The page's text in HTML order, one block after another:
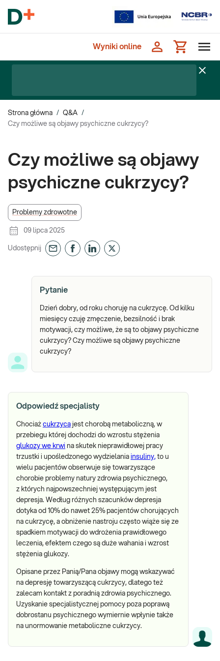
Wyniki online
Strona główna / Q&A /
Czy możliwe są objawy psychiczne cukrzycy?
Czy możliwe są objawy
psychiczne cukrzycy?
Problemy zdrowotne
09 lipca 2025
Udostępnij
Pytanie
Dzień dobry, od roku choruję na cukrzycę. Od kilku
miesięcy czuję zmęczenie, bezsilność i brak
motywacji, czy możliwe, że są to objawy psychiczne
cukrzycy? Czy możliwe są objawy psychiczne
cukrzycy?
Odpowiedź specjalisty
Chociaż cukrzyca jest chorobą metaboliczną, w
przebiegu której dochodzi do wzrostu stężenia
glukozy we krwi na skutek nieprawidłowej pracy
trzustki i upośledzonego wydzielania insuliny, to u
wielu pacjentów obserwuje się towarzyszące
chorobie problemy natury zdrowia psychicznego,
z których najpowszechniej występującym jest
depresja. Według różnych szacunków depresja
dotyka od 10% do nawet 25% pacjentów chorujących
na cukrzycę, a obniżenie nastroju często wiąże się ze
spadkiem motywacji do wdrożenia prawidłowego
leczenia, efektem czego są duże wahania i wzrost
stężenia glukozy.
Opisane przez Panią/Pana objawy mogą wskazywać
na depresję towarzyszącą cukrzycy, dlatego też
zalecam kontakt z poradnią zdrowia psychicznego.
Uzyskanie specjalistycznej pomocy poza poprawą
dobrostanu psychicznego wymiernie wpłynie także
na unormowanie metaboliczne cukrzycy.